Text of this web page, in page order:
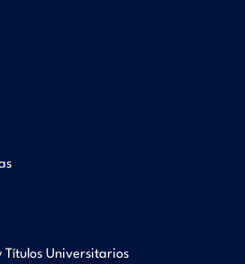
Títulos Universitarios